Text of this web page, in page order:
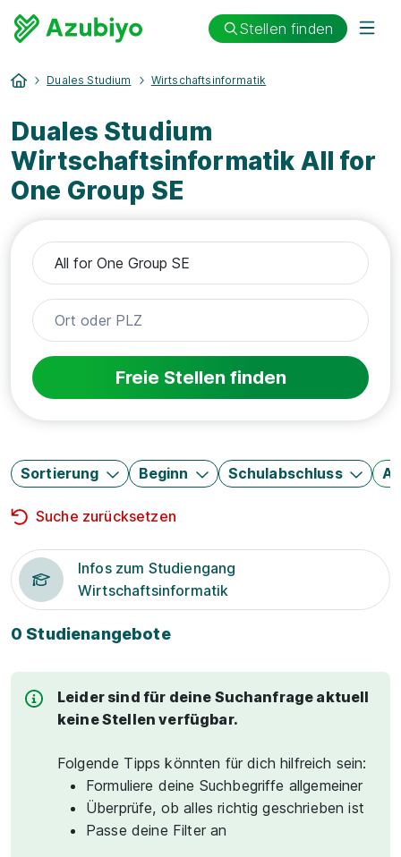
Stellen finden
Duales Studium Wirtschaftsinformatik
Duales Studium
Wirtschaftsinformatik All for
One Group SE
Freie Stellen finden
Sortierung Beginn Schulabschluss
Suche zurücksetzen
Infos zum Studiengang
Wirtschaftsinformatik
0 Studienangebote
Leider sind für deine Suchanfrage aktuell
keine Stellen verfügbar.
Folgende Tipps könnten für dich hilfreich sein:
Formuliere deine Suchbegriffe allgemeiner
Überprüfe, ob alles richtig geschrieben ist
Passe deine Filter an